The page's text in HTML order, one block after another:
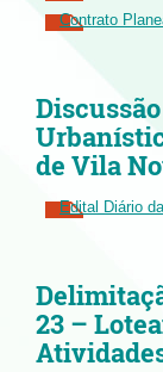
Contrato
de Vila
Edital Diário
23 –